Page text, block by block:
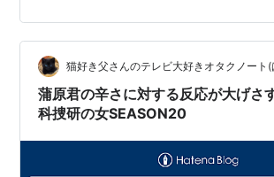
た。 闇に支配されたラッパーは、充瑠と
ルに感動する。「これが本当のバトルだ
パワーが消える。 ２０２０年１２月２０
テレビ朝日系列 放送 『魔進戦隊…
猫好き父さんのテレビ大好きオタクノート(
蒲原君の辛さに対する反応が大げさ
科捜研の女SEASON20